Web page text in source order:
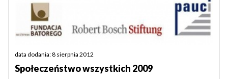
data dodania: 8 sierpnia 2012
Społeczeństwo wszystkich 2009